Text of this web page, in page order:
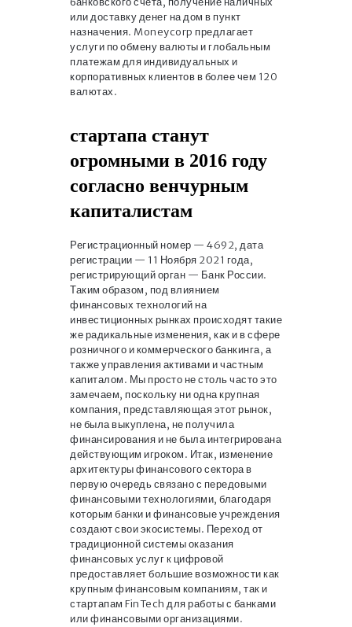
или доставку денег на дом в пункт
назначения. Moneycorp предлагает
услуги по обмену валюты и глобальным
платежам для индивидуальных и
корпоративных клиентов в более чем 120
валютах.
стартапа станут
огромными в 2016 году
согласно венчурным
капиталистам
Регистрационный номер — 4692, дата
регистрации — 11 Ноября 2021 года,
регистрирующий орган — Банк России.
Таким образом, под влиянием
финансовых технологий на
инвестиционных рынках происходят такие
же радикальные изменения, как и в сфере
розничного и коммерческого банкинга, а
также управления активами и частным
капиталом. Мы просто не столь часто это
замечаем, поскольку ни одна крупная
компания, представляющая этот рынок,
не была выкуплена, не получила
финансирования и не была интегрирована
действующим игроком. Итак, изменение
архитектуры финансового сектора в
первую очередь связано с передовыми
финансовыми технологиями, благодаря
которым банки и финансовые учреждения
создают свои экосистемы. Переход от
традиционной системы оказания
финансовых услуг к цифровой
предоставляет большие возможности как
крупным финансовым компаниям, так и
стартапам FinTech для работы с банками
или финансовыми организациями.